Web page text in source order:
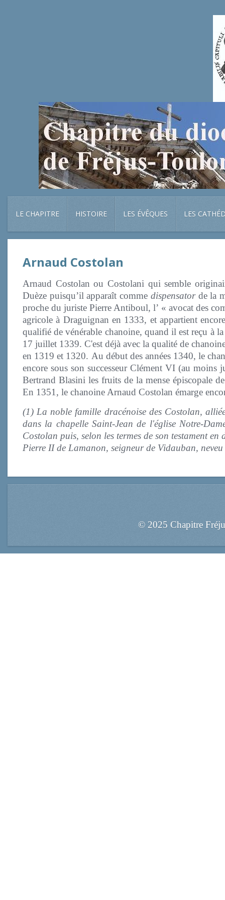
LE CHAPITRE HISTOIRE LES ÉVÊQUES LES
Arnaud Costolan
Arnaud Costolan ou Costolani qui semble
Duèze puisqu’il apparaît comme dispensatorde la
proche du juriste Pierre Antiboul, l’ « avocat des
agricole à Draguignan en 1333, et appartient
qualifié de vénérable chanoine, quand il est reçu à
17 juillet 1339. C'est déjà avec la qualité de
en 1319 et 1320. Au début des années 1340, le
encore sous son successeur Clément VI (au
Bertrand Blasini les fruits de la mense épiscopale
En 1351, le chanoine Arnaud Costolan émarge
(1) La noble famille dracénoise des Costolan,
dans la chapelle Saint-Jean de l'église Notre-
Costolan puis, selon les termes de son testament
Pierre II de Lamanon, seigneur de Vidauban,
© 2025 Chapitre